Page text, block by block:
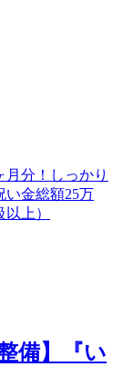
備】『い